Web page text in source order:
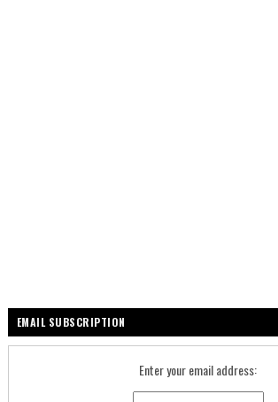
EMAIL SUBSCRIPTION
Enter your email address: